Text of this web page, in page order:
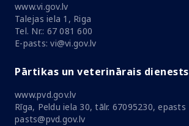
www.vi.gov.lv
Talejas iela 1, Riga
Tel. Nr.: 67 081 600
E-pasts: vi@vi.gov.lv
Pārtikas un veterinārais dienests
www.pvd.gov.lv
Rīga, Peldu iela 30, tālr. 67095230, epasts
pasts@pvd.gov.lv